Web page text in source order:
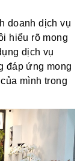
doanh dịch vụ
hiểu rõ mong
dịch vụ
đáp ứng mong
mình trong